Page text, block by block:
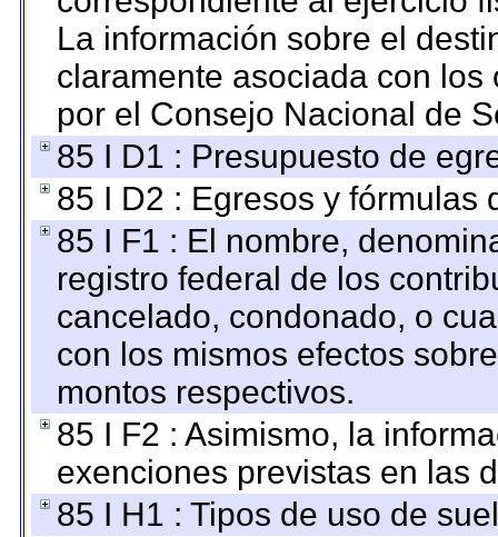
La información sobre el
claramente asociada con
por el Consejo Nacional de
85 I D1 : Presupuesto de
85 I D2 : Egresos y fórmulas
85 I F1 : El nombre,
registro federal de los
cancelado, condonado, o
con los mismos efectos
montos respectivos.
85 I F2 : Asimismo, la
exenciones previstas en las
85 I H1 : Tipos de uso de